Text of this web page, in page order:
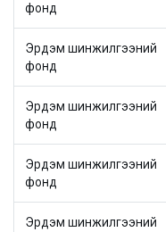
фонд
Эрдэм шинжилгээний
фонд
Эрдэм шинжилгээний
фонд
Эрдэм шинжилгээний
фонд
Эрдэм шинжилгээний